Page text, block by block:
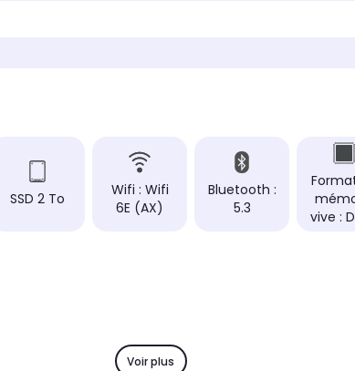
SSD 2 To
Wifi : Wifi
6E (AX)
Bluetooth :
5.3
vive :
Voir plus